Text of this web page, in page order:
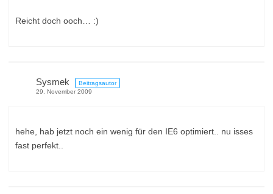
Reicht doch ooch… :)
Sysmek
Beitragsautor
29. November 2009
hehe, hab jetzt noch ein wenig für den IE6 optimiert.. nu isses
fast perfekt..